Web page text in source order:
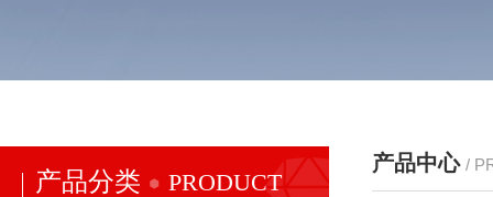
产品分类 PRODUCT
产品中心 /